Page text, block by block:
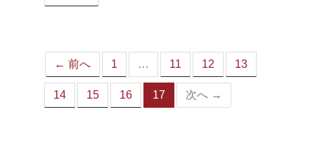
← 前へ 1 … 11 12 13
14 15 16 17
（こ
次へ →